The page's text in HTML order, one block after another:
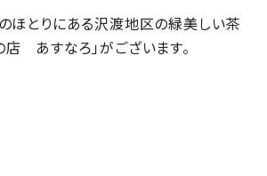
ほとりにある沢渡地区の緑美しい茶
あすなろ」がございます。